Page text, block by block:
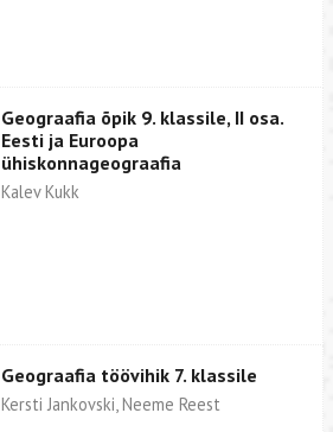
Geograafia õpik 9. klassile, II osa.
Eesti ja Euroopa
ühiskonnageograafia
Kalev Kukk
Geograafia töövihik 7. klassile
Kersti Jankovski, Neeme Reest